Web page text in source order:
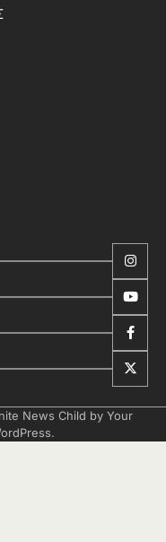
News Child by Your
.